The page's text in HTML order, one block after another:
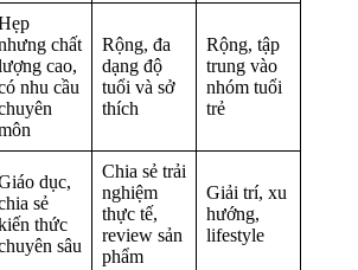
chất
cao,
nhu cầu
Rộng, đa
dạng độ
tuổi và sở
thích
Rộng, tập
trung vào
nhóm tuổi
trẻ
dục,
sẻ
thức
sâu
Chia sẻ trải
nghiệm
thực tế,
review sản
phẩm
Giải trí, xu
hướng,
lifestyle